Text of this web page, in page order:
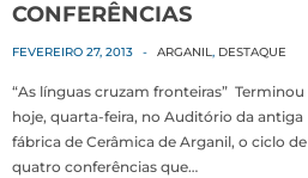
CONFERÊNCIAS
FEVEREIRO 27, 2013 - ARGANIL, DESTAQUE
“As línguas cruzam fronteiras” Terminou
hoje, quarta-feira, no Auditório da antiga
fábrica de Cerâmica de Arganil, o ciclo de
quatro conferências que…